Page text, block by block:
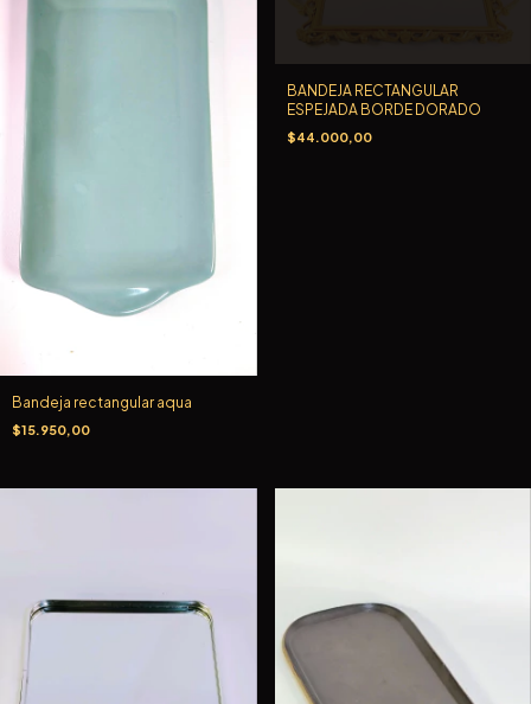
Bandeja rectangular aqua
$15.950,00
BANDEJA RECTANGULAR
ESPEJADA BORDE DORADO
$44.000,00